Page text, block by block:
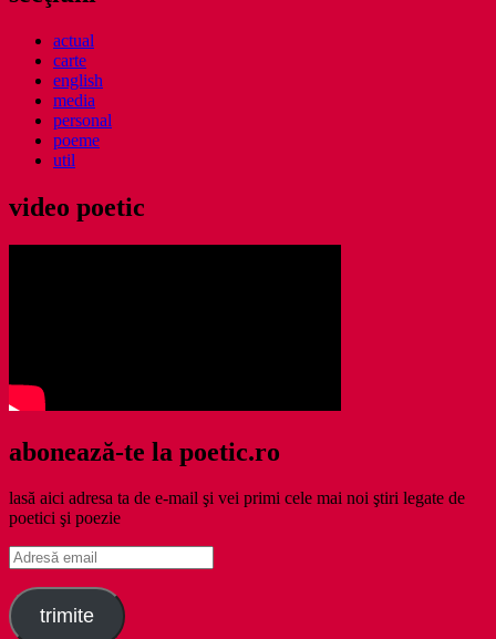
actual
carte
english
media
personal
poeme
util
video poetic
abonează-te la poetic.ro
lasă aici adresa ta de e-mail şi vei primi cele mai noi ştiri legate de
poetici şi poezie
Adresă
email
trimite